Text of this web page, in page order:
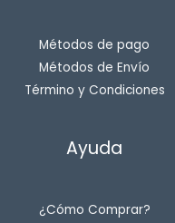
Métodos de pago
Métodos de Envío
Término y Condiciones
Ayuda
¿Cómo Comprar?